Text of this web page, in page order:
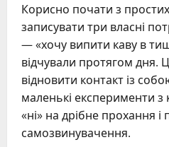
Корисно почати з
записувати три власні
— «хочу випити каву в
відчували протягом дня.
відновити контакт із
маленькі експерименти з
«ні» на дрібне прохання
самозвинувачення.